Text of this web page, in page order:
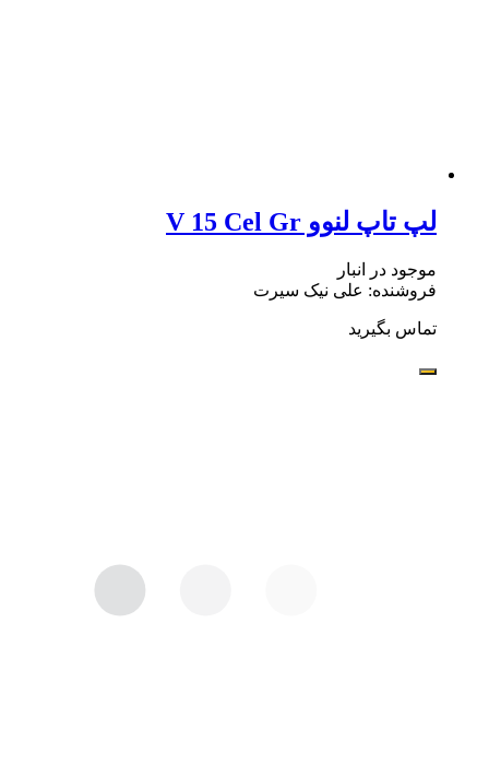
لپ تاپ لنوو V 15 Cel Gr
موجود در انبار
فروشنده: علی نیک سیرت
تماس بگیرید